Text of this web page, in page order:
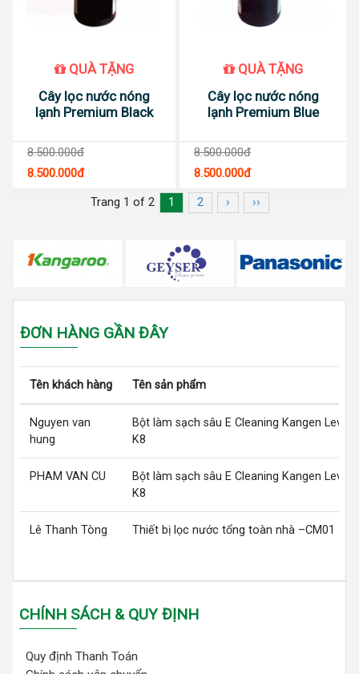
QUÀ TẶNG
Cây lọc nước nóng
lạnh Premium Black
8.500.000đ
8.500.000đ
QUÀ TẶNG
Cây lọc nước nóng
lạnh Premium Blue
8.500.000đ
8.500.000đ
Trang 1 of 2 1 2 › ››
ĐƠN HÀNG GẦN ĐÂY
Tên khách hàng Tên sản phẩm
Nguyen van
hung
Bột làm sạch sâu E Cleaning Kangen
K8
PHAM VAN CU
Bột làm sạch sâu E Cleaning Kangen
K8
Lê Thanh Tòng Thiết bị lọc nước tổng toàn nhà –CM01
CHÍNH SÁCH & QUY ĐỊNH
Quy định Thanh Toán